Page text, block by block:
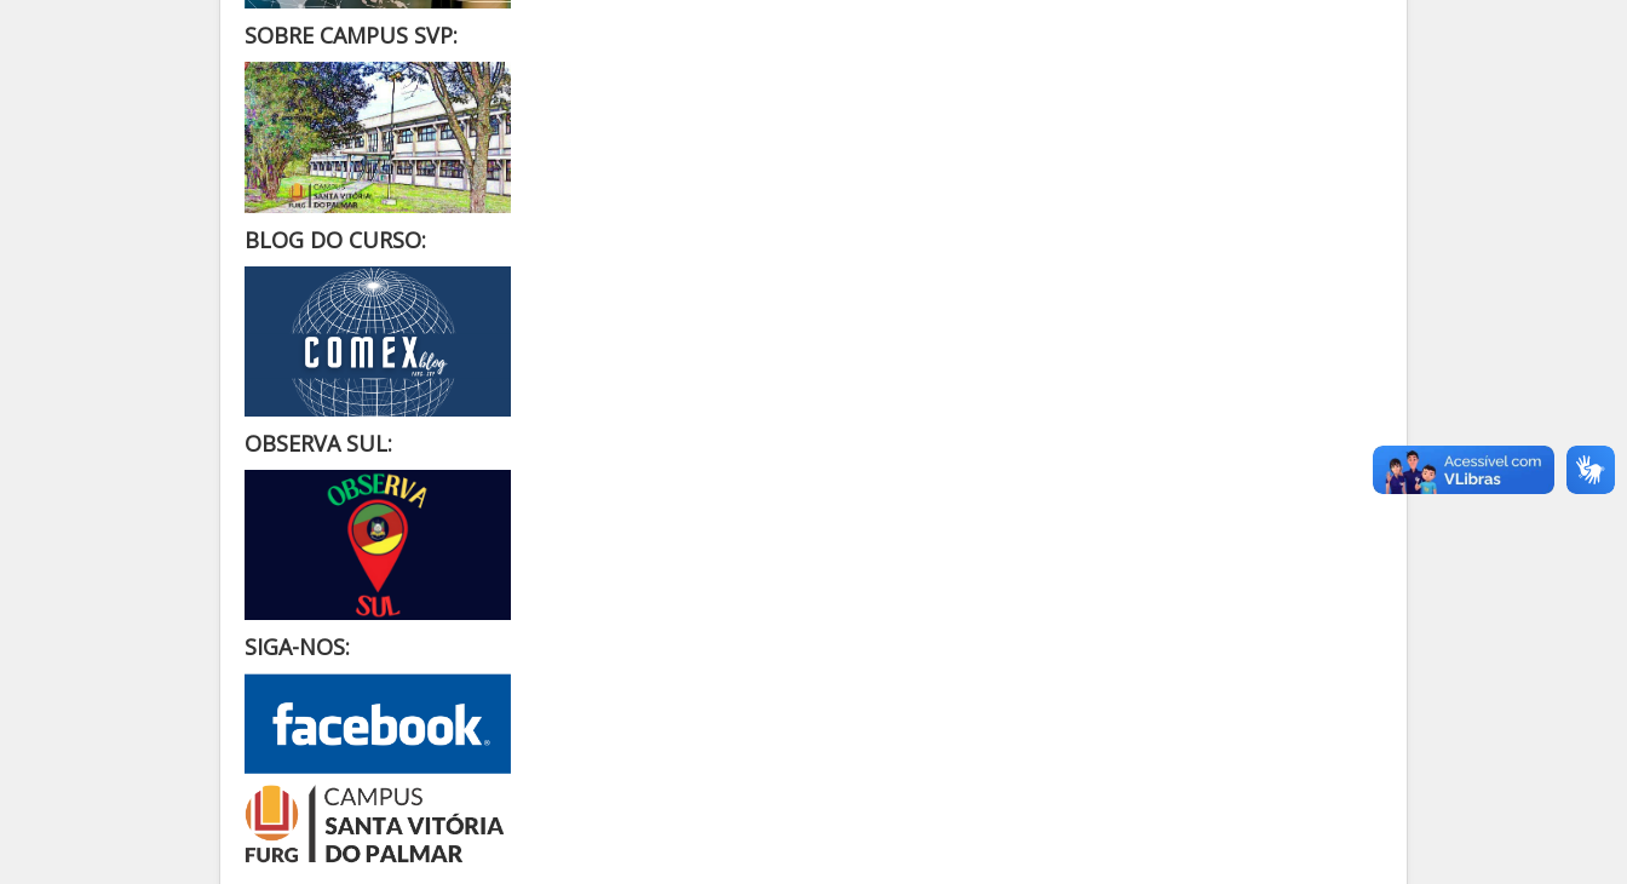
SOBRE CAMPUS SVP:
BLOG DO CURSO:
OBSERVA SUL:
SIGA-NOS: